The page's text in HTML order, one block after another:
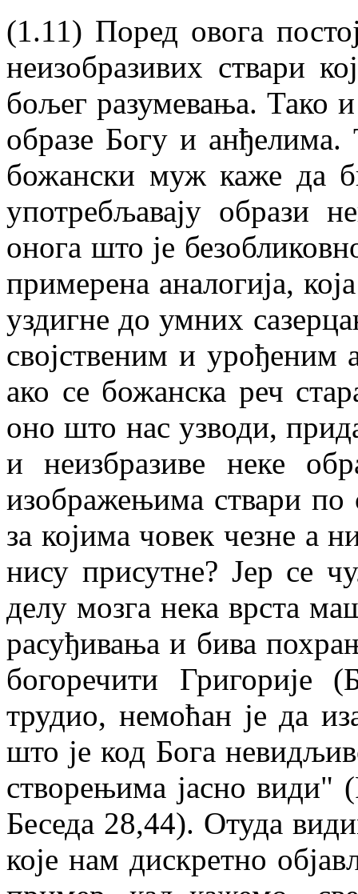
(1.11) Поред овога
неизобразивих ствари
бољег разумевања. Тако
образе Богу и
божански муж каже да
употребљавају образи
онога што је
примерена аналогија,
уздигне до умних
својственим и урођеним
ако се божанска реч
оно што нас узводи,
и неизбразиве неке
изображењима ствари по
за којима човек чезне а
нису присутне? Јер се
делу мозга нека врста
расуђивања и бива
богоречити Григорије
трудио, немоћан је да
што је код Бога
створењима јасно види"
Беседа 28,44). Отуда
које нам дискретно